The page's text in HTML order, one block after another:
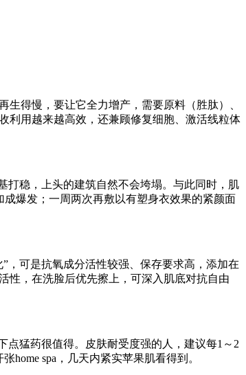
得慢，要让它全力增产，需要原料（胜肽）、
利用越来越高效，还兼顾修复细胞、激活线粒体
打稳，上头的建筑自然不会垮塌。与此同时，肌
爆发；一周两次再敷以有塑身衣效果的紧颜面
，可是抗氧成分活性较强、保存要求高，添加在
性，在洗脸后优先擦上，可深入肌底对抗自由
点猛药很值得。皮肤耐受度强的人，建议每1～2
spa，几天内紧实苹果肌看得到。